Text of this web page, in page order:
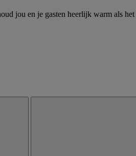
jou en je gasten heerlijk warm als